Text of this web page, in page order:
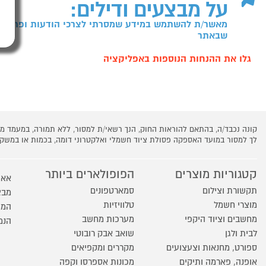
על מבצעים ודילים:
מאשר/ת להשתמש במידע שמסרתי לצרכי הודעות
שבאתר
גלו את ההנחות הנוספות באפליקציה
קונה נכבד/ה, בהתאם להוראות החוק, הנך רשאי/ת למסור, ללא תמורה,
לך למסור במועד האספקה פסולת ציוד חשמלי ואלקטרוני דומה, בכמות או
קטגוריות מוצרים
תקשורת וצילום
מוצרי חשמל
מחשבים וציוד היקפי
לבית ולגן
ספורט, מחנאות וצעצועים
אופנה, פארמה ותיקים
הפופולארים ביותר
סמארטפונים
טלוויזיות
מערכות מחשב
שואב אבק רובוטי
מקררים ומקפיאים
מכונות אספרסו וקפה